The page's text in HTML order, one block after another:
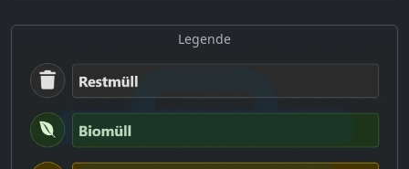
Legende